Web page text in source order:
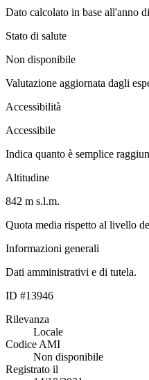
Dato calcolato in base all'anno
Stato di salute
Non disponibile
Valutazione aggiornata dagli
Accessibilità
Accessibile
Indica quanto è semplice
Altitudine
842 m s.l.m.
Quota media rispetto al livello
Informazioni generali
Dati amministrativi e di tutela.
ID #13946
Rilevanza
Locale
Codice AMI
Non disponibile
Registrato il